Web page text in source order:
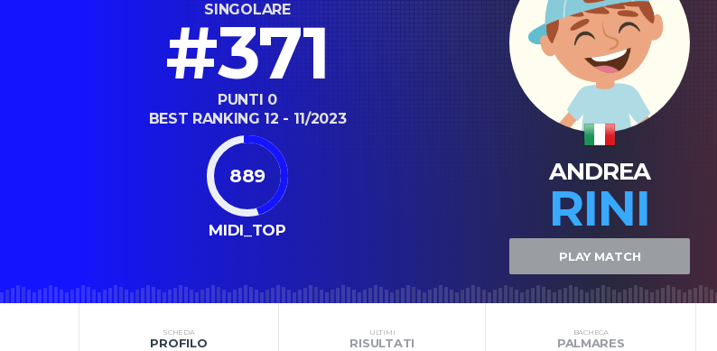
SINGOLARE
#371
PUNTI 0
BEST RANKING 12 - 11/2023
889
MIDI_TOP
ANDREA
RINI
PLAY MATCH
SCHEDA
PROFILO
ULTIMI
RISULTATI
BACHECA
PALMARES